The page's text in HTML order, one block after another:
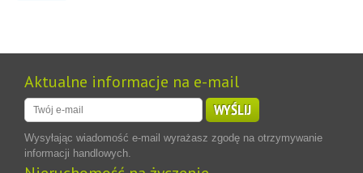
Aktualne informacje na e-mail
WYŚLIJ
Wysyłając wiadomość e-mail wyrażasz zgodę na otrzymywanie
informacji handlowych.